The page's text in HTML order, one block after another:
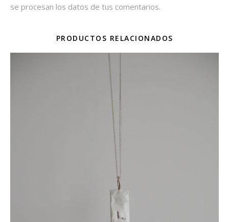
se procesan los datos de tus comentarios.
PRODUCTOS RELACIONADOS